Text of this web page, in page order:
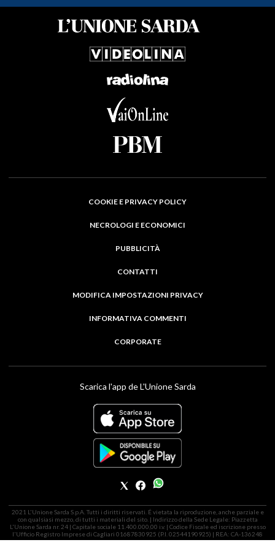
COOKIE E PRIVACY POLICY
NECROLOGI E ECONOMICI
PUBBLICITÀ
CONTATTI
MODIFICA IMPOSTAZIONI PRIVACY
INFORMATIVA COMMENTI
CORPORATE
Scarica l'app de L'Unione Sarda
2021 L'Unione Sarda S.p.A. Tutti i diritti riservati. É vietata la riproduzione, anche parziale e
con qualsiasi mezzo, di tutti i materiali del sito. | Indirizzo della Sede Legale: Piazzetta
L'Unione Sarda nr. 24 | Capitale sociale 11.400.000,00 i.v. | Codice Fiscale ed iscrizione presso
l'Ufficio Registro Imprese di Cagliari 01687830925 (P.I. 02544190925) | REA: CA-136248